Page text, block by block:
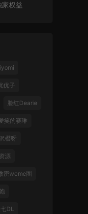
权益
优子
脸红Dearie
笑的赛琳
樱呀
源
密weme圈
DL